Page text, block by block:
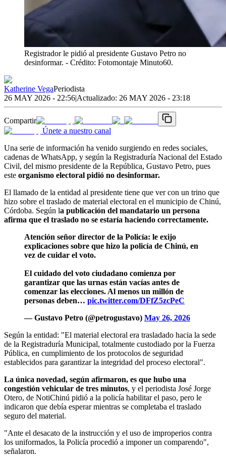
Registrador le pidió al presidente Gustavo Petro no
desinformar. - Crédito: Fotomontaje Minuto60.
Katherine VegaPeriodista
26 MAY 2026 - 22:56|Actualizado: 26 MAY 2026 - 23:18
Compartir
Únete a nuestro canal
Una serie de información ha venido surgiendo en redes sociales,
cadenas de WhatsApp, y según la Registraduría Nacional del Estado
Civil, del mismo presidente de la República, Gustavo Petro, pues
este organismo electoral pidió no desinformar.
El llamado de la entidad al presidente tiene que ver con un trino que
hizo sobre el traslado de material electoral en el municipio de Chinú,
Córdoba. Según la publicación del mandatario un persona
afirma que el traslado no se estaría haciendo correctamente.
Atención señor director de la Policía: le exijo
explicaciones sobre que hizo la policía de Chinú, en
vez de cuidar el voto.
El cuidado del voto ciudadano comienza por
garantizar que las urnas están vacías antes de
comenzar las elecciones. Al menos un millón de
personas deben… pic.twitter.com/DFfZ5zcPeC
— Gustavo Petro (@petrogustavo) May 26, 2026
Según la entidad: "El material electoral era trasladado hacia la sede
de la Registraduría Municipal, totalmente custodiado por la Fuerza
Pública, en cumplimiento de los protocolos de seguridad
establecidos para garantizar la integridad del proceso electoral".
La única novedad, según afirmaron, es que hubo una
congestión vehicular de tres minutos, y el periodista José Jorge
Otero, de NotiChinú pidió a la policía habilitar el paso, pero le
indicaron que debía esperar mientras se completaba el traslado
seguro del material.
"Ante el desacato de la instrucción y el uso de improperios contra
los uniformados, la Policía procedió a imponer un comparendo",
señalaron.